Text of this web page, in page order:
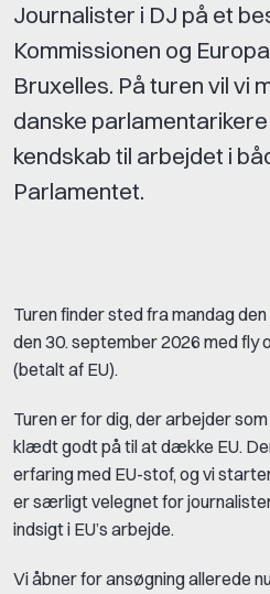
Journalister i DJ på et
Kommissionen og
Bruxelles. På turen vil vi
danske
kendskab til arbejdet i
Parlamentet.
Turen finder sted fra mandag
den 30. september 2026 med fly
(betalt af EU).
Turen er for dig, der arbejder
klædt godt på til at dække EU.
erfaring med EU-stof, og vi
er særligt velegnet for
indsigt i EU’s arbejde.
Vi åbner for ansøgning allerede